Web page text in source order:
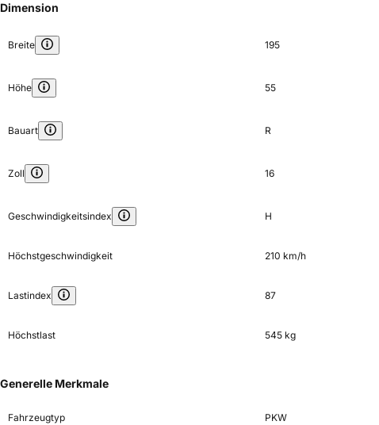
Dimension
Breite 195
Höhe 55
Bauart R
Zoll 16
Geschwindigkeitsindex H
Höchstgeschwindigkeit 210 km/h
Lastindex 87
Höchstlast 545 kg
Generelle Merkmale
Fahrzeugtyp PKW